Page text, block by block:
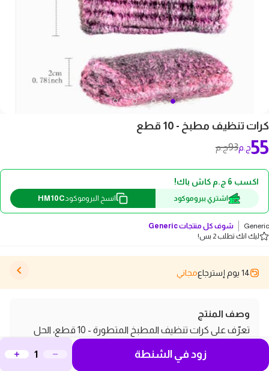
كرات تنظيف مطبخ - 10 قطع
93ج.م 55ج.م
اكسب 6 ج.م كاش باك!
اشتري ببروموكود انسخ البروموكود HM10C
Generic شوف كل منتجاتGeneric
ليك انك تطلب 2 بس!
14 يوم إسترجاع مجاني
وصف المنتج
تعرّف على كرات تنظيف المطبخ المتطورة - 10 قطع، الحل
المثالي لجعل مطبخك يلمع كالجديد! بفضل تصميمها الفريد
زود في الشنطة